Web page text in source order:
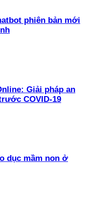
phiên bản mới
Giải pháp an
COVID-19
dục mầm non ở